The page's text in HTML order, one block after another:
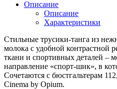
Описание
Описание
Характеристики
Стильные трусики-танга из
молока с удобной контрастной
ткани и спортивных деталей –
направление «спорт-шик», в
Сочетаются с бюстгальтерам
Cinema by Opium.